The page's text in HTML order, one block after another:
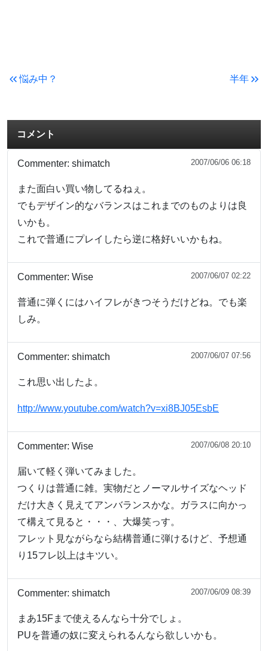
悩み中？ 半年
コメント
Commenter: shimatch 2007/06/06 06:18
また面白い買い物してるねぇ。
でもデザイン的なバランスはこれまでのものよりは良
いかも。
これで普通にプレイしたら逆に格好いいかもね。
Commenter: Wise 2007/06/07 02:22
普通に弾くにはハイフレがきつそうだけどね。でも楽
しみ。
Commenter: shimatch 2007/06/07 07:56
これ思い出したよ。
http://www.youtube.com/watch?v=xi8BJ05EsbE
Commenter: Wise 2007/06/08 20:10
届いて軽く弾いてみました。
つくりは普通に雑。実物だとノーマルサイズなヘッド
だけ大きく見えてアンバランスかな。ガラスに向かっ
て構えて見ると・・・、大爆笑っす。
フレット見ながらなら結構普通に弾けるけど、予想通
り15フレ以上はキツい。
Commenter: shimatch 2007/06/09 08:39
まあ15Fまで使えるんなら十分でしょ。
PUを普通の奴に変えられるんなら欲しいかも。